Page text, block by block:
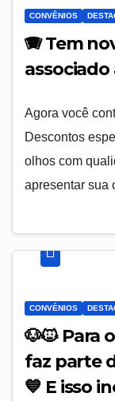
CONVÊNIOS
🪗 Tem
associado
Agora você
Descontos
olhos com
apresentar sua
CONVÊNIOS
🐶🐱 Para
faz parte
💙 E isso